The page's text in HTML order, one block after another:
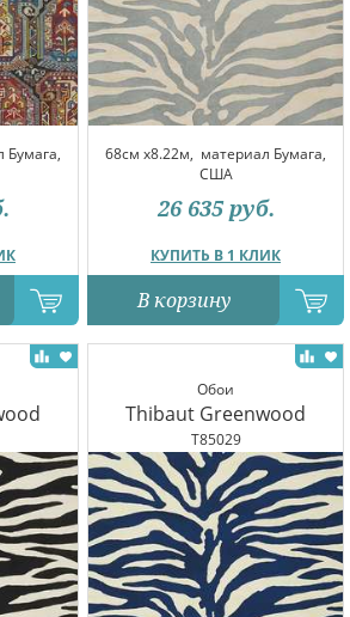
Бумага,
68см x8.22м, материал Бумага,
США
КУПИТЬ В 1 КЛИК
26 635 руб.
В корзину
Обои
Thibaut Greenwood
T85029